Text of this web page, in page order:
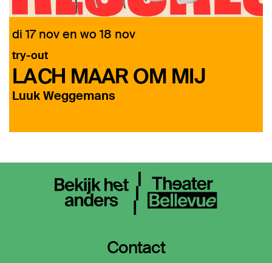
LACH MAAR OM MIJ
Luuk Weggemans
try-out
di 17 noven wo 18 nov
Contact